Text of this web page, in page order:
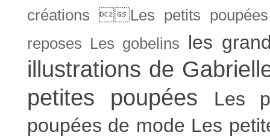
créations Les petits
reposes Les gobelins les
illustrations de
petites poupées
Les
poupées de mode Les